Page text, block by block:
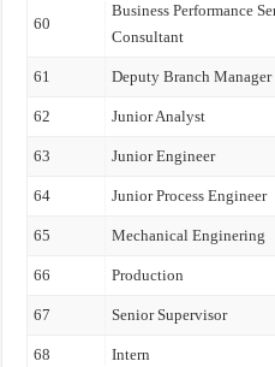
60
Business Performance
Consultant
61 Deputy Branch Manager
62 Junior Analyst
63 Junior Engineer
64 Junior Process Engineer
65 Mechanical Enginering
66 Production
67 Senior Supervisor
68 Intern